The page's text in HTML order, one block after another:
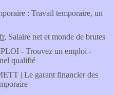
: Travail temporaire, un
, Salaire net et monde de brutes
- Trouvez un emploi -
qualifié
| Le garant financier des